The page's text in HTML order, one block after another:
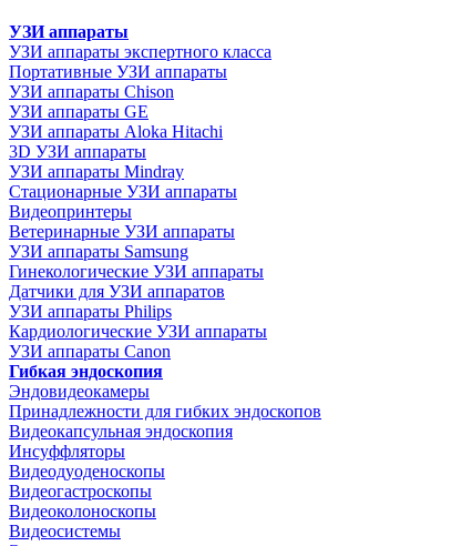
УЗИ аппараты
УЗИ аппараты экспертного класса
Портативные УЗИ аппараты
УЗИ аппараты Chison
УЗИ аппараты GE
УЗИ аппараты Aloka Hitachi
3D УЗИ аппараты
УЗИ аппараты Mindray
Стационарные УЗИ аппараты
Видеопринтеры
Ветеринарные УЗИ аппараты
УЗИ аппараты Samsung
Гинекологические УЗИ аппараты
Датчики для УЗИ аппаратов
УЗИ аппараты Philips
Кардиологические УЗИ аппараты
УЗИ аппараты Canon
Гибкая эндоскопия
Эндовидеокамеры
Принадлежности для гибких эндоскопов
Видеокапсульная эндоскопия
Инсуффляторы
Видеодуоденоскопы
Видеогастроскопы
Видеоколоноскопы
Видеосистемы